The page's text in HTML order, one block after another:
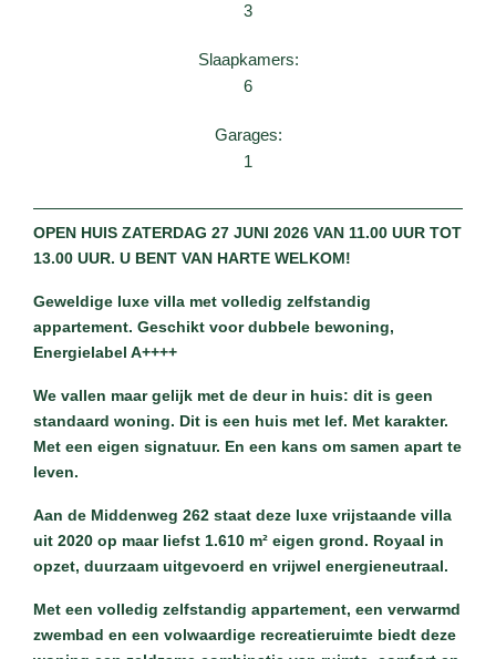
3
Slaapkamers:
6
Garages:
1
OPEN HUIS ZATERDAG 27 JUNI 2026 VAN 11.00 UUR TOT
13.00 UUR. U BENT VAN HARTE WELKOM!
Geweldige luxe villa met volledig zelfstandig
appartement. Geschikt voor dubbele bewoning,
Energielabel A++++
We vallen maar gelijk met de deur in huis: dit is geen
standaard woning. Dit is een huis met lef. Met karakter.
Met een eigen signatuur. En een kans om samen apart te
leven.
Aan de Middenweg 262 staat deze luxe vrijstaande villa
uit 2020 op maar liefst 1.610 m² eigen grond. Royaal in
opzet, duurzaam uitgevoerd en vrijwel energieneutraal.
Met een volledig zelfstandig appartement, een verwarmd
zwembad en een volwaardige recreatieruimte biedt deze